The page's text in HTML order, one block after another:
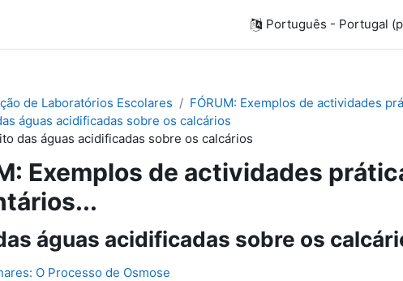
Português - Portugal
de Laboratórios Escolares
FÓRUM: Exemplos de actividades
águas acidificadas sobre os calcários
das águas acidificadas sobre os calcários
Exemplos de actividades
águas acidificadas sobre os
O Processo de Osmose